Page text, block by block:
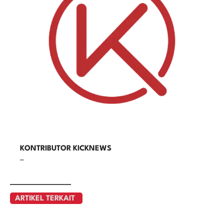
KONTRIBUTOR KICKNEWS
–
ARTIKEL TERKAIT